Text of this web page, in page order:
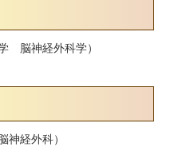
脳神経外科学）
経外科）